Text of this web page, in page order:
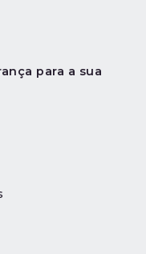
para a sua